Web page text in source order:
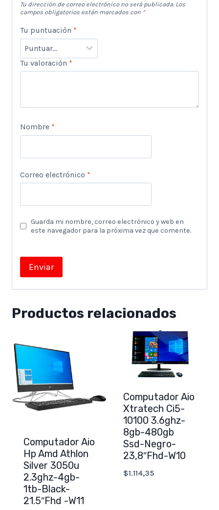
Tu dirección de correo electrónico no será publicada. Los
campos obligatorios están marcados con *
Tu puntuación *
Tu valoración *
Nombre *
Correo electrónico *
Guarda mi nombre, correo electrónico y web en
este navegador para la próxima vez que comente.
Productos relacionados
Computador Aio
Hp Amd Athlon
Silver 3050u
2.3ghz-4gb-
1tb-Black-
21.5″Fhd -W11
Computador Aio
Xtratech Ci5-
10100 3.6ghz-
8gb-480gb
Ssd-Negro-
23,8″Fhd-W10
$1.114,35